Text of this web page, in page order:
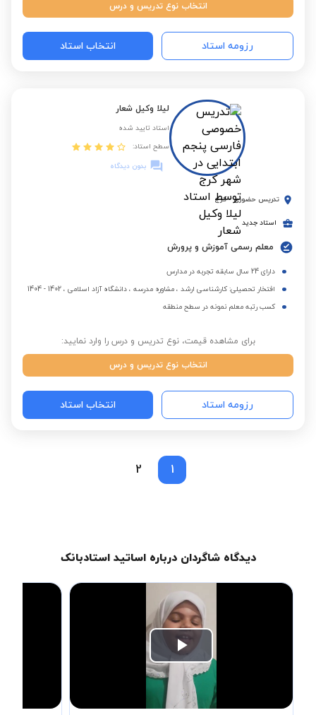
انتخاب نوع تدریس و درس
رزومه استاد انتخاب استاد
لیلا وکیل شعار
استاد تایید شده
سطح استاد:
بدون دیدگاه
تدریس حضوری - کرج
استاد جدید
معلم رسمی آموزش و پرورش
دارای 24 سال سابقه تجربه در مدارس
افتخار تحصیلی: کارشناسی ارشد ، مشاوره مدرسه ، دانشگاه آزاد اسلامی ، 1402 - 1404
کسب رتبه معلم نمونه در سطح منطقه
برای مشاهده قیمت، نوع تدریس و درس را وارد نمایید:
انتخاب نوع تدریس و درس
رزومه استاد انتخاب استاد
1
2
دیدگاه شاگردان درباره اساتید استادبانک
Play
Video